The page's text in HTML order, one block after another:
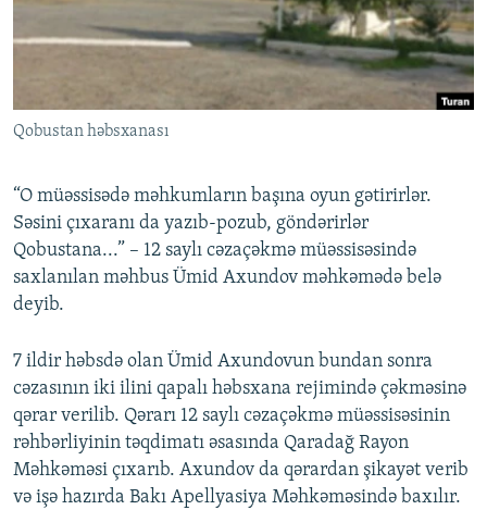
AZƏRBAYCAN ƏDƏBIYYATI KITABXANASI
İZ - MƏDƏNIYYƏT PROQRAMI
PEŞƏ ETIKASI VƏ JURNALISTIKA STANDARTLARIMIZ
MATERIALLARIMIZDAN ISTIFADƏ
AZADLIQRADIOSU MOBIL TELEFONUNUZDA
XƏBƏR BÜLLETENLƏRIMIZ
BIZI IZLƏ
RFE/RL-in bütün saytları
Qobustan həbsxanası
“O müəssisədə məhkumların başına oyun gətirirlər.
Səsini çıxaranı da yazıb-pozub, göndərirlər
Qobustana...” – 12 saylı cəzaçəkmə müəssisəsində
saxlanılan məhbus Ümid Axundov məhkəmədə belə
deyib.
7 ildir həbsdə olan Ümid Axundovun bundan sonra
cəzasının iki ilini qapalı həbsxana rejimində çəkməsinə
qərar verilib. Qərarı 12 saylı cəzaçəkmə müəssisəsinin
rəhbərliyinin təqdimatı əsasında Qaradağ Rayon
Məhkəməsi çıxarıb. Axundov da qərardan şikayət verib
və işə hazırda Bakı Apellyasiya Məhkəməsində baxılır.